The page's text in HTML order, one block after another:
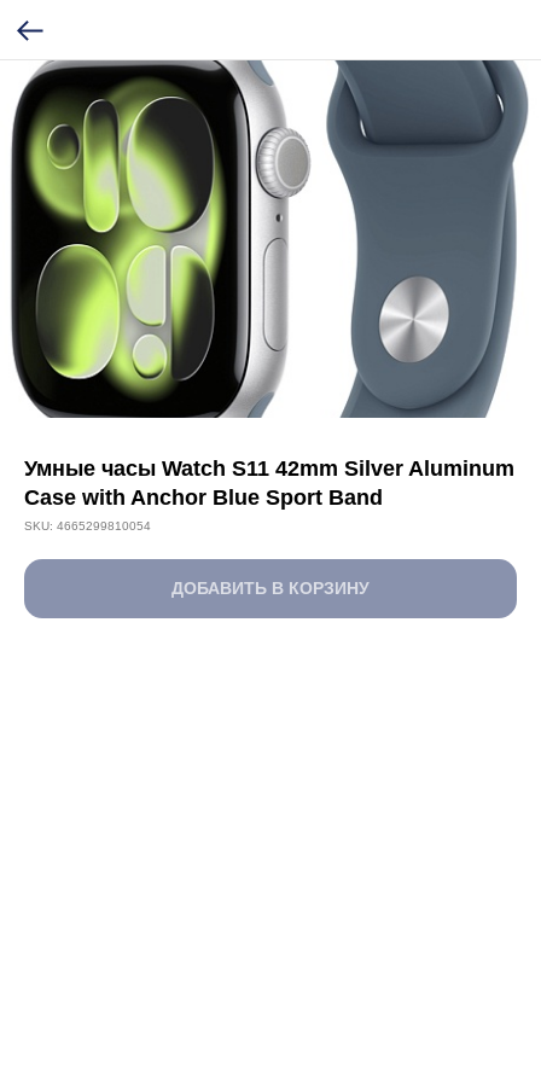
Умные часы Watch S11 42mm Silver Aluminum
Case with Anchor Blue Sport Band
SKU: 4665299810054
ДОБАВИТЬ В КОРЗИНУ